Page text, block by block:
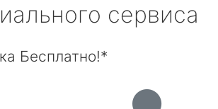
сервиса
Бесплатно!*